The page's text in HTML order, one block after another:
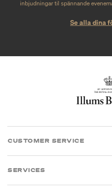
inbjudningar til spännande
Se alla dina
CUSTOMER SERVICE
SERVICES